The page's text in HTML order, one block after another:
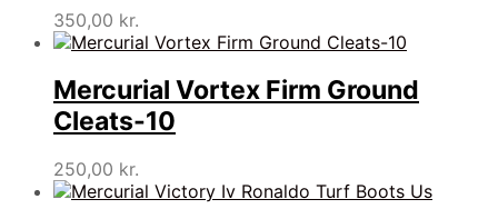
350,00 kr.
Mercurial Vortex Firm Ground
Cleats-10
250,00 kr.